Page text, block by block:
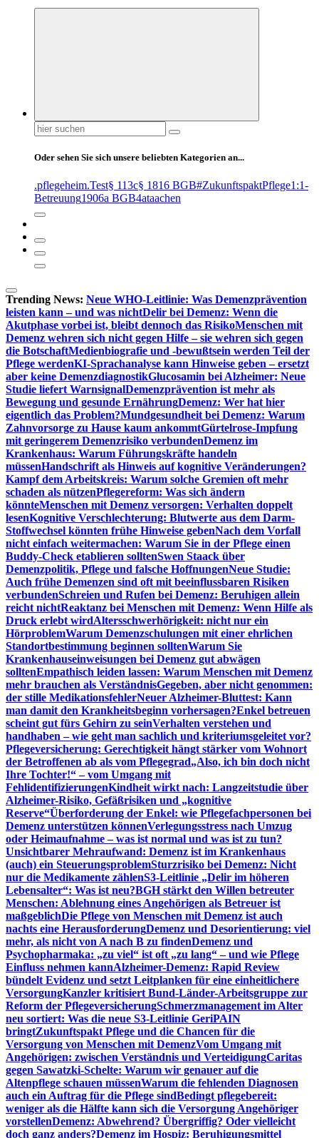
Suchen
nach:
Oder sehen Sie sich unsere beliebten Kategorien an...
.pflegeheim.Test§ 113c§ 1816 BGB#ZukunftspaktPflege1:1-
Betreuung1906a BGB4ataachen
Trending News: Neue WHO-Leitlinie: Was Demenzprävention
leisten kann – und was nichtDelir bei Demenz: Wenn die
Akutphase vorbei ist, bleibt dennoch das RisikoMenschen mit
Demenz wehren sich nicht gegen Hilfe – sie wehren sich gegen
die BotschaftMedienbiografie und -bewußtsein werden Teil der
Pflege werdenKI-Sprachanalyse kann Hinweise geben – ersetzt
aber keine DemenzdiagnostikGlucosamin bei Alzheimer: Neue
Studie liefert WarnsignalDemenzprävention ist mehr als
Bewegung und gesunde ErnährungDemenz: Wer hat hier
eigentlich das Problem?Mundgesundheit bei Demenz: Warum
Zahnvorsorge zu Hause kaum ankommtGürtelrose-Impfung
mit geringerem Demenzrisiko verbundenDemenz im
Krankenhaus: Warum Führungskräfte handeln
müssenHandschrift als Hinweis auf kognitive Veränderungen?
Kampf dem Arbeitskreis: Warum solche Gremien oft mehr
schaden als nützenPflegereform: Was sich ändern
könnteMenschen mit Demenz versorgen: Verhalten doppelt
lesenKognitive Verschlechterung: Blutwerte aus dem Darm-
Stoffwechsel könnten frühe Hinweise gebenNach dem Vorfall
nicht einfach weitermachen: Warum Sie in der Pflege einen
Buddy-Check etablieren solltenSwen Staack über
Demenzpolitik, Pflege und falsche HoffnungenNeue Studie:
Auch frühe Demenzen sind oft mit beeinflussbaren Risiken
verbundenSchreien und Rufen bei Demenz: Beruhigen allein
reicht nichtReaktanz bei Menschen mit Demenz: Wenn Hilfe als
Druck erlebt wirdAltersschwerhörigkeit: nicht nur ein
HörproblemWarum Demenzschulungen mit einer ehrlichen
Standortbestimmung beginnen solltenWarum Sie
Krankenhauseinweisungen bei Demenz gut abwägen
solltenEmpathisch leiden lassen: Warum Menschen mit Demenz
mehr brauchen als VerständnisGegeben, aber nicht genommen:
der stille MedikationsfehlerNeuer Alzheimer-Bluttest: Kann
man damit den Krankheitsbeginn vorhersagen?Enkel betreuen
scheint gut fürs Gehirn zu seinVerhalten verstehen und
handhaben – wie geht man sachlich und kriteriumsgeleitet vor?
Pflegeversicherung: Gerechtigkeit hängt stärker vom Wohnort
der Betroffenen ab als vom Pflegegrad„Also, ich bin doch nicht
Ihre Tochter!“ – vom Umgang mit
FehlidentifizierungenKindheit wirkt nach: Langzeitstudie über
Alzheimer-Risiko, Gefäßrisiken und „kognitive
Reserve“Überforderung der Enkel: wie Pflegefachpersonen bei
Demenz unterstützen könnenVerlegungsstress nach Umzug
oder Heimaufnahme – was ist normal und was ist zu tun?
Unsichtbarer Mehraufwand: Demenz ist im Krankenhaus
(auch) ein SteuerungsproblemSturzrisiko bei Demenz: Nicht
nur die Medikamente zählenS3-Leitlinie „Delir im höheren
Lebensalter“: Was ist neu?BGH stärkt den Willen betreuter
Menschen: Ablehnung eines Angehörigen als Betreuer ist
maßgeblichDie Pflege von Menschen mit Demenz ist auch
nachts eine HerausforderungDemenz und Desorientierung: viel
mehr, als nicht von A nach B zu findenDemenz und
Psychopharmaka: „zu viel“ ist oft „zu lang“ – und wie Pflege
Einfluss nehmen kannAlzheimer-Demenz: Rapid Review
bündelt Evidenz und setzt Leitplanken für eine einheitlichere
VersorgungKanzler kritisiert Bund-Länder-Arbeitsgruppe zur
Reform der PflegeversicherungSchmerzmanagement im Alter
neu sortiert: Was die neue S3-Leitlinie GeriPAIN
bringtZukunftspakt Pflege und die Chancen für die
Versorgung von Menschen mit DemenzVom Umgang mit
Angehörigen: zwischen Verständnis und VerteidigungCaritas
gegen Sawatzki-Schelte: Warum wir genauer auf die
Altenpflege schauen müssenWarum die fehlenden Diagnosen
auch ein Auftrag für die Pflege sindBedingt pflegebereit:
weniger als die Hälfte kann sich die Versorgung Angehöriger
vorstellenDemenz: Abwehrend? Übergriffig? Oder vielleicht
doch ganz anders?Demenz im Hospiz: Beruhigungsmittel